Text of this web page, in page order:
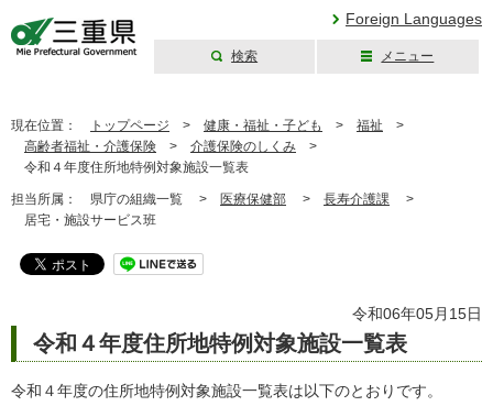
Foreign Languages
検索 メニュー
現在位置： トップページ > 健康・福祉・子ども > 福祉 >
高齢者福祉・介護保険 > 介護保険のしくみ >
令和４年度住所地特例対象施設一覧表
担当所属： 県庁の組織一覧 > 医療保健部 > 長寿介護課 >
居宅・施設サービス班
令和06年05月15日
令和４年度住所地特例対象施設一覧表
令和４年度の住所地特例対象施設一覧表は以下のとおりです。